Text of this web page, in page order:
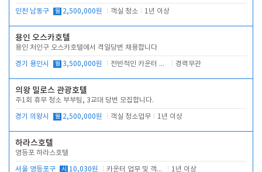
인천 남동구 월 2,500,000원 객실 청소 1년 이상
용인 오스카호텔
용인 처인구 오스카호텔에서 격일당번 채용합니다
경기 용인시 월 3,500,000원 전반적인 카운터 업무 경력무관
의왕 밀로스 관광호텔
주1회 휴무 청소 부부팀, 3교대 당번 모집합니다.
경기 의왕시 월 2,500,000원 객실 청소업무 1년 이상
하라스호텔
영등포 하라스호텔
서울 영등포구 시 10,030원 카운터 업무 및 객실관리(청소상태 확인, 객실판매) 1년 이상